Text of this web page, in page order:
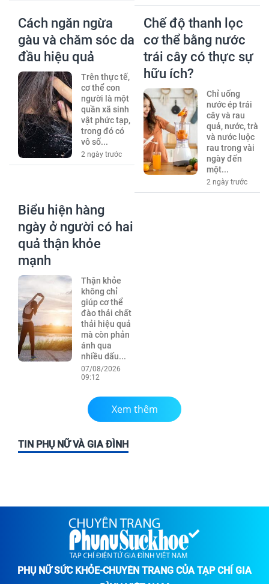
Cách ngăn ngừa
gàu và chăm sóc da
đầu hiệu quả
Trên thực tế,
cơ thể con
người là một
quần xã sinh
vật phức tạp,
trong đó có
vô số...
2 ngày trước
Chế độ thanh lọc
cơ thể bằng nước
trái cây có thực sự
hữu ích?
Chỉ uống
nước ép trái
cây và rau
quả, nước, trà
và nước luộc
rau trong vài
ngày đến
một...
2 ngày trước
Biểu hiện hàng
ngày ở người có hai
quả thận khỏe
mạnh
Thận khỏe
không chỉ
giúp cơ thể
đào thải chất
thải hiệu quả
mà còn phản
ánh qua
nhiều dấu...
07/08/2026
09:12
Xem thêm
TIN PHỤ NỮ VÀ GIA ĐÌNH
PHỤ NỮ SỨC KHỎE-CHUYÊN TRANG CỦA TẠP CHÍ GIA